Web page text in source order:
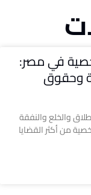
في مصر:
وحقوق
والخلع والنفقة
من أكثر القضايا